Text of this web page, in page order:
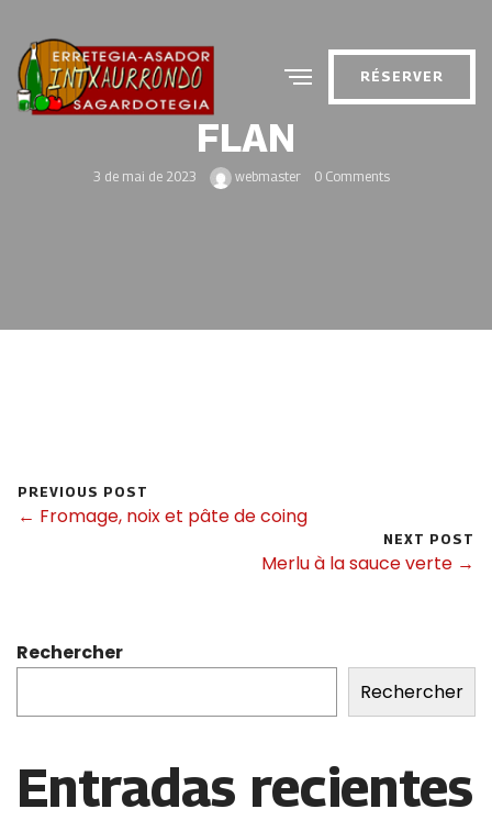
RÉSERVER
FLAN
3 de mai de 2023 webmaster 0 Comments
PREVIOUS POST
← Fromage, noix et pâte de coing
NEXT POST
Merlu à la sauce verte →
Rechercher
Rechercher
Entradas recientes